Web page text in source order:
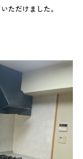
ただけました。